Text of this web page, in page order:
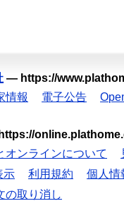
— https://
情報 電子公告
https://
オンラインについて
示
利用規約 個人情
の取り消し